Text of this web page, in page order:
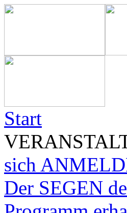
Start
sich
Der SEGEN